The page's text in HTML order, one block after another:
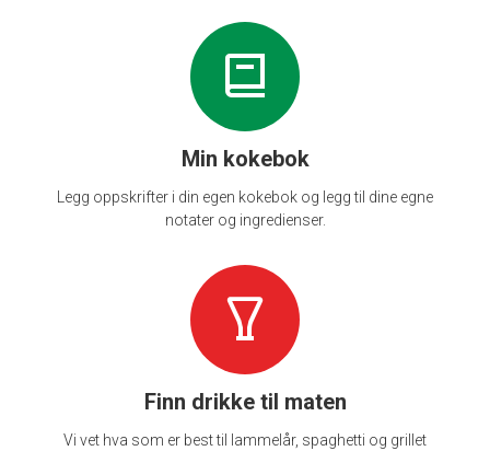
Min kokebok
Legg oppskrifter i din egen kokebok og legg til dine egne
notater og ingredienser.
Finn drikke til maten
Vi vet hva som er best til lammelår, spaghetti og grillet